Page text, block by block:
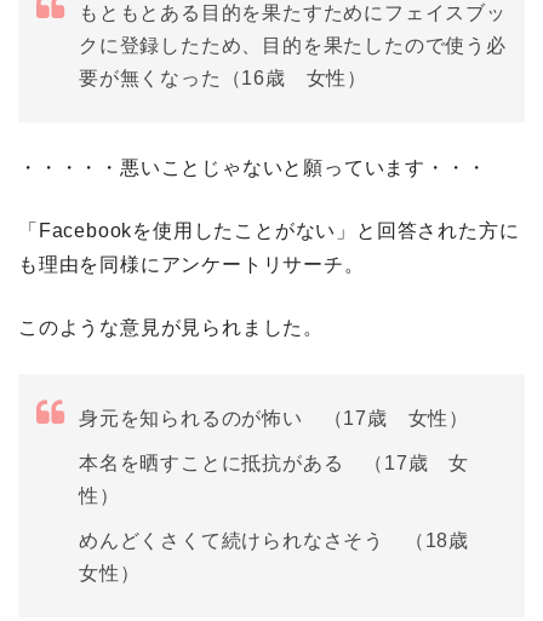
もともとある目的を果たすためにフェイスブッ
クに登録したため、目的を果たしたので使う必
要が無くなった（16歳 女性）
・・・・・悪いことじゃないと願っています・・・
「Facebookを使用したことがない」と回答された方に
も理由を同様にアンケートリサーチ。
このような意見が見られました。
身元を知られるのが怖い （17歳 女性）
本名を晒すことに抵抗がある （17歳 女
性）
めんどくさくて続けられなさそう （18歳
女性）